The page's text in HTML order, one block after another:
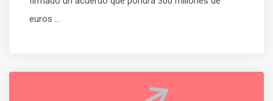
euros ...